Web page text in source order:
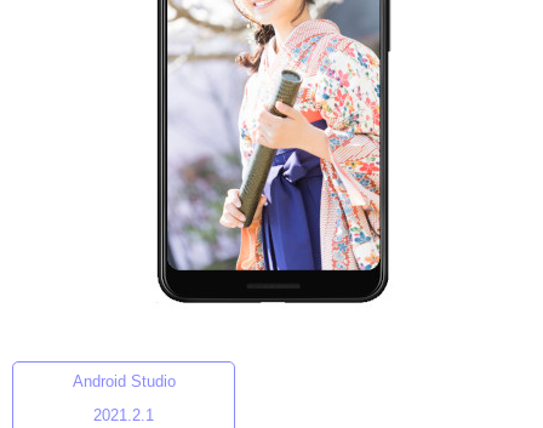
Android Studio
2021.2.1